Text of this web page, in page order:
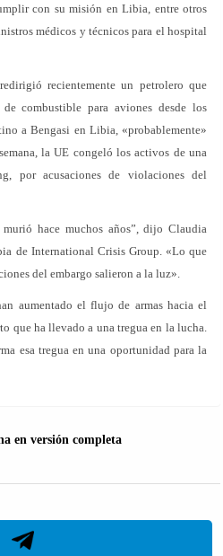
con su misión en Libia, entre otros
médicos y técnicos para el hospital
recientemente un petrolero que
combustible para aviones desde los
a Bengasi en Libia, «probablemente»
la UE congeló los activos de una
por acusaciones de violaciones del
hace muchos años”, dijo Claudia
de International Crisis Group. «Lo que
del embargo salieron a la luz».
aumentado el flujo de armas hacia el
que ha llevado a una tregua en la lucha.
esa tregua en una oportunidad para la
en versión completa